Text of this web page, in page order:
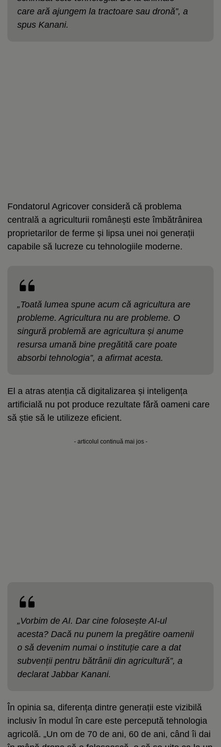
care ară ajungem la tractoare sau dronă”, a
spus Kanani.
Fondatorul Agricover consideră că problema
centrală a agriculturii românești este îmbătrânirea
proprietarilor de ferme și lipsa unei noi generații
capabile să lucreze cu tehnologiile moderne.
„Toată lumea spune acum că agricultura are
probleme. Agricultura nu are probleme. O
singură problemă are agricultura și anume
resursa umană bine pregătită care poate
absorbi tehnologia”, a afirmat acesta.
El a atras atenția că digitalizarea și inteligența
artificială nu pot produce rezultate fără oameni care
să știe să le utilizeze eficient.
- articolul continuă mai jos -
„Vorbim de AI. Dar cine folosește AI-ul
acesta? Dacă nu punem la pregătire oamenii
o să devenim numai o instituție care a dat
subvenții pentru bătrânii din agricultură”, a
declarat Jabbar Kanani.
În opinia sa, diferența dintre generații este vizibilă
inclusiv în modul în care este percepută tehnologia
agricolă. „Un om de 70 de ani, 60 de ani, când îi dai